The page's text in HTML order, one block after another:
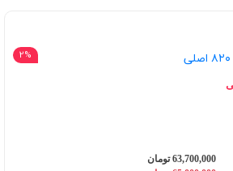
2%
63,700,000 تومان